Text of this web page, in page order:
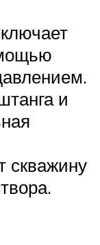
и
скважину